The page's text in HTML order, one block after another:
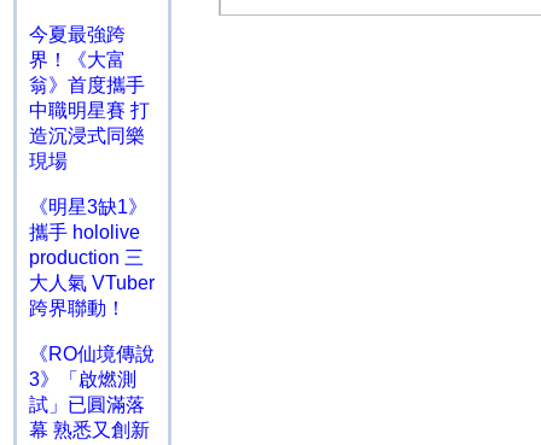
今夏最強跨
界！《大富
翁》首度攜手
中職明星賽 打
造沉浸式同樂
現場
《明星3缺1》
攜手 hololive
production 三
大人氣 VTuber
跨界聯動！
《RO仙境傳說
3》「啟燃測
試」已圓滿落
幕 熟悉又創新